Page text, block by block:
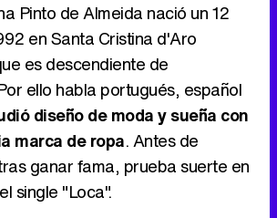
Tráiler en catalán de 'Ravalear', la nueva serie de HBO Max sobre los fondos buitre
Pinto de Almeida nació un 12
en Santa Cristina d'Aro
es descendiente de
ello habla portugués, español
diseño de moda y sueña con
marca de ropa. Antes de
ganar fama, prueba suerte en
single "Loca".